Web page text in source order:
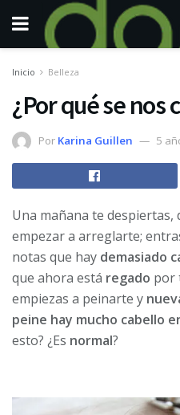
Inicio Belleza
¿Por qué se nos
Por Karina Guillen 5
Una mañana te despiertas,
empezar a arreglarte;
notas que hay demasiado
que ahora está regado por
empiezas a peinarte y
peine hay mucho cabello
esto? ¿Es normal?